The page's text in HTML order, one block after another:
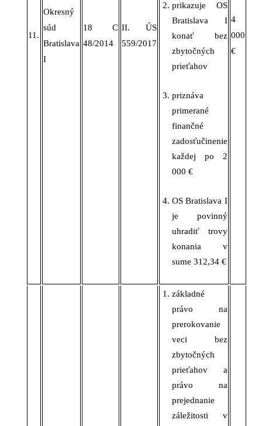
11.
Okresný
súd
Bratislava
I
18 C
48/2014
II. ÚS
559/2017
prikazuje OS
Bratislava I
konať bez
zbytočných
prieťahov
priznáva
primerané
finančné
zadosťučinenie
každej po 2
000 €
OS Bratislava I
je povinný
uhradiť trovy
konania v
sume 312,34 €
4
000
€
základné
právo na
prerokovanie
veci bez
zbytočných
prieťahov a
právo na
prejednanie
záležitosti v